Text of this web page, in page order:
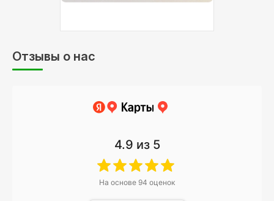
Отзывы о нас
4.9 из 5
На основе 94 оценок